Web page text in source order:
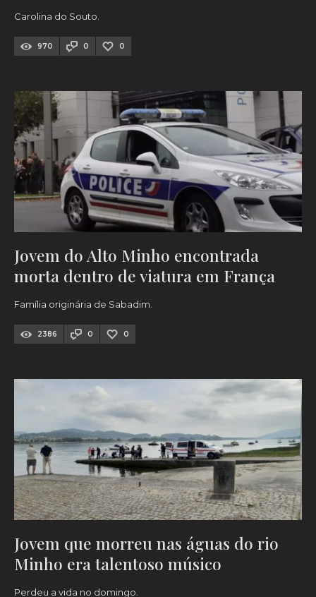
Carolina do Souto.
970 0 0
Jovem do Alto Minho encontrada
morta dentro de viatura em França
Família originária de Sabadim.
2386 0 0
Jovem que morreu nas águas do rio
Minho era talentoso músico
Perdeu a vida no domingo.